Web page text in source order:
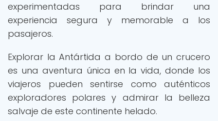
experimentadas para brindar una
experiencia segura y memorable a los
pasajeros.
Explorar la Antártida a bordo de un crucero
es una aventura única en la vida, donde los
viajeros pueden sentirse como auténticos
exploradores polares y admirar la belleza
salvaje de este continente helado.